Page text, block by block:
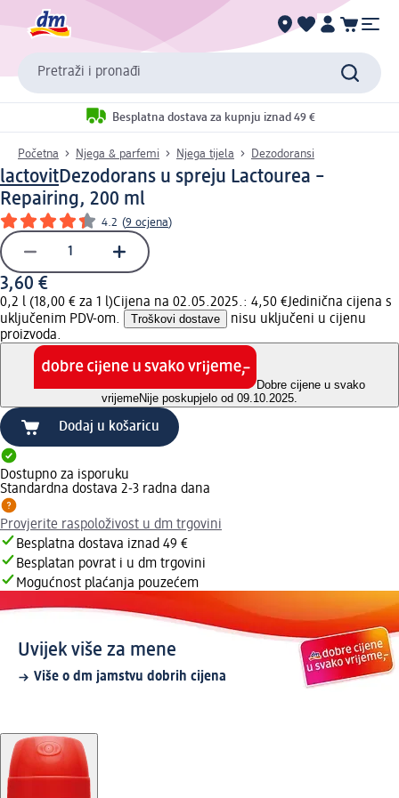
Pretraži i pronađi
Besplatna dostava za kupnju iznad 49 €
Početna Njega & parfemi Njega tijela Dezodoransi
lactovitDezodorans u spreju Lactourea –
Repairing, 200 ml
4.2 (9 ocjena)
3,60 €
0,2 l (18,00 € za 1 l)Cijena na 02.05.2025.: 4,50 €Jedinična cijena s
uključenim PDV-om.
Troškovi dostave
nisu uključeni u cijenu
proizvoda.
Dobre cijene u svako
vrijemeNije poskupjelo od 09.10.2025.
Dodaj u košaricu
Dostupno za isporuku
Standardna dostava 2-3 radna dana
Provjerite raspoloživost u dm trgovini
Besplatna dostava iznad 49 €
Besplatan povrat i u dm trgovini
Mogućnost plaćanja pouzećem
Uvijek više za mene
Više o dm jamstvu dobrih cijena